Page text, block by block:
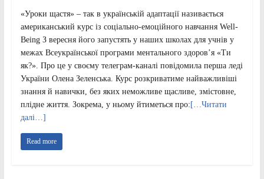
«Уроки щастя» – так в українській адаптації називається
американський курс із соціально-емоційного навчання Well-
Being З вересня його запустять у наших школах для учнів у
межах Всеукраїнської програми ментального здоров’я «Ти
як?». Про це у своєму телеграм-каналі повідомила перша леді
України Олена Зеленська. Курс розкриватиме найважливіші
знання й навички, без яких неможливе щасливе, змістовне,
плідне життя. Зокрема, у ньому йтиметься про: […Читати
далі…]
Read more